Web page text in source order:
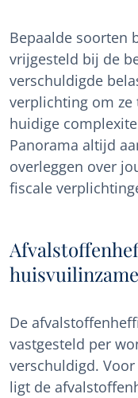
Bepaalde soorten
vrijgesteld bij de
verschuldigde
verplichting om ze
huidige
Panorama altijd
overleggen over
fiscale
De
vastgesteld per
verschuldigd.
ligt de